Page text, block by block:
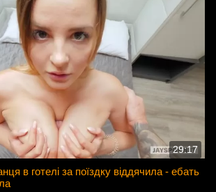
29:17
в готелі за поїздку віддячила - ебать